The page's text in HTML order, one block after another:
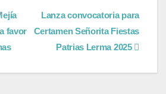
Lanza convocatoria para
Certamen Señorita Fiestas
Patrias Lerma 2025
favor